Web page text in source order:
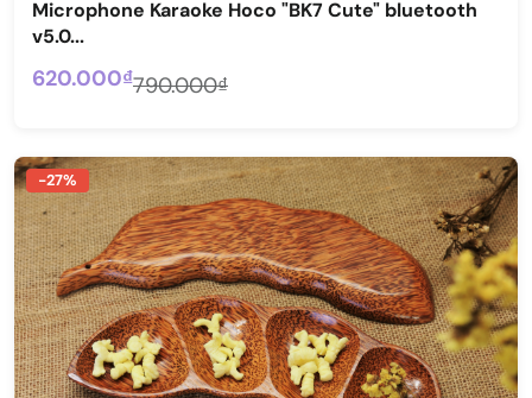
Microphone Karaoke Hoco "BK7 Cute" bluetooth
v5.0...
620.000₫790.000₫
-27%